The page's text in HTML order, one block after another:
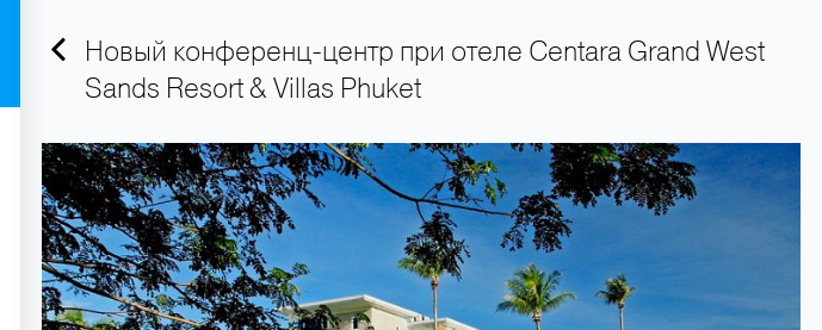
+66 89 009 50 00 — горячая линия поддержки туристов 24 часа в
Новый конференц-центр при отеле Centara Grand West
Sands Resort & Villas Phuket